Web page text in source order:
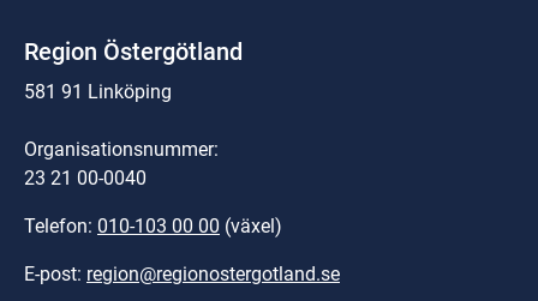
Region Östergötland
581 91 Linköping
Organisationsnummer:
23 21 00-0040
Telefon: 010-103 00 00 (växel)
E-post: region@regionostergotland.se